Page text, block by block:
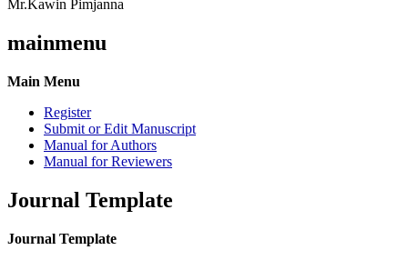
Mr.Kawin Pimjanna
mainmenu
Main Menu
Register
Submit or Edit Manuscript
Manual for Authors
Manual for Reviewers
Journal Template
Journal Template